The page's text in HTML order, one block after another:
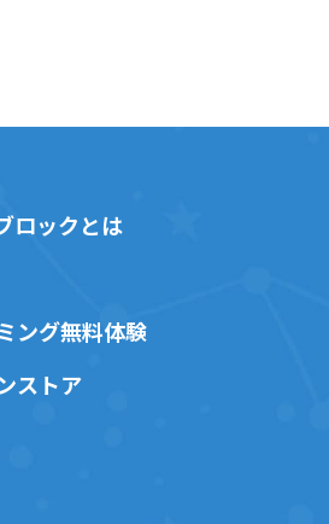
ロックとは
ング無料体験
ストア